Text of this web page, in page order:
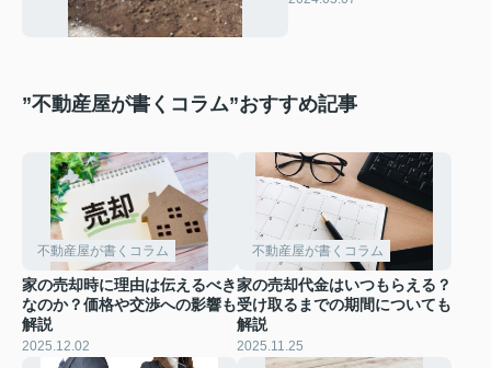
”不動産屋が書くコラム”おすすめ記事
不動産屋が書くコラム
家の売却時に理由は伝えるべき
なのか？価格や交渉への影響も
解説
2025.12.02
不動産屋が書くコラム
家の売却代金はいつもらえる？
受け取るまでの期間についても
解説
2025.11.25